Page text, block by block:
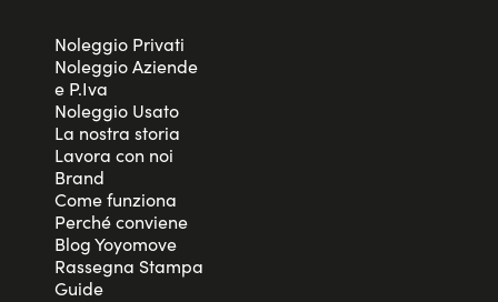
Noleggio Privati
Noleggio Aziende
e P.Iva
Noleggio Usato
La nostra storia
Lavora con noi
Brand
Come funziona
Perché conviene
Blog Yoyomove
Rassegna Stampa
Guide